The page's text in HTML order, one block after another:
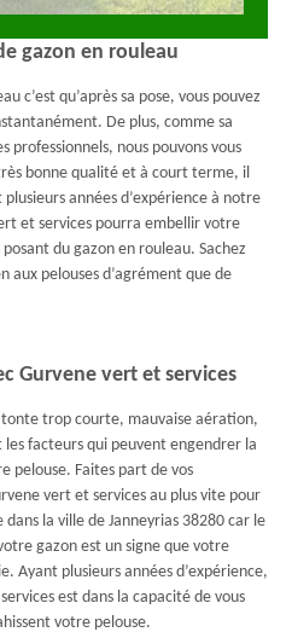
gazon en rouleau
c’est qu’après sa pose, vous pouvez
De plus, comme sa
professionnels, nous pouvons vous
bonne qualité et à court terme, il
années d’expérience à notre
et services pourra embellir votre
du gazon en rouleau. Sachez
aux pelouses d’agrément que de
Gurvene vert et services
tonte trop courte, mauvaise aération,
facteurs qui peuvent engendrer la
pelouse. Faites part de vos
vert et services au plus vite pour
la ville de Janneyrias 38280 car le
gazon est un signe que votre
Ayant plusieurs années d’expérience,
est dans la capacité de vous
votre pelouse.